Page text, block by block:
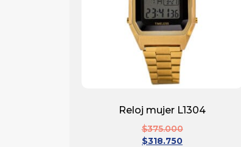
Reloj mujer L1304
$375.000
$318.750